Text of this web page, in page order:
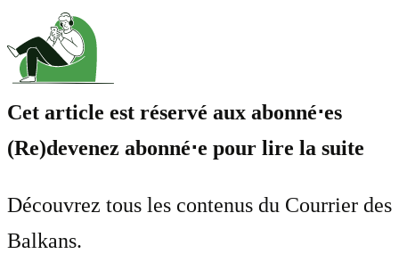
Cet article est réservé aux abonné⋅es
(Re)devenez abonné⋅e pour lire la suite
Découvrez tous les contenus du Courrier des
Balkans.